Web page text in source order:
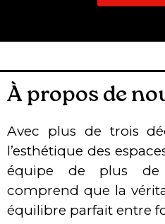
À propos de
Avec plus de trois
l’esthétique des
équipe de plus de
comprend que la
équilibre parfait entre